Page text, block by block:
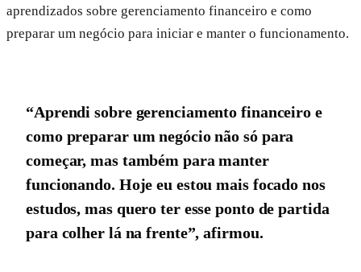
aprendizados sobre gerenciamento financeiro e como
preparar um negócio para iniciar e manter o funcionamento.
“Aprendi sobre gerenciamento financeiro e
como preparar um negócio não só para
começar, mas também para manter
funcionando. Hoje eu estou mais focado nos
estudos, mas quero ter esse ponto de partida
para colher lá na frente”, afirmou.